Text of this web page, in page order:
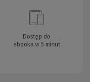
Dostęp do
ebooka w 5 minut